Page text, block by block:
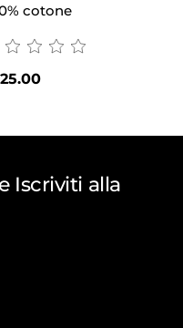
cotone
25.00
Iscriviti alla